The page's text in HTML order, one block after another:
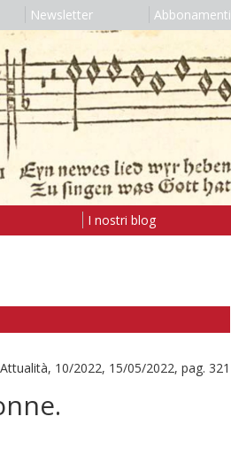
Newsletter Abbonamenti
I nostri blog
Attualità, 10/2022, 15/05/2022, pag. 321